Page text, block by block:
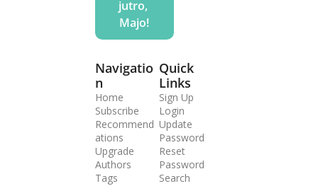
jutro,
Majo!
Navigatio
n
Home
Subscribe
Recommend
ations
Upgrade
Authors
Tags
Quick
Links
Sign Up
Login
Update
Password
Reset
Password
Search